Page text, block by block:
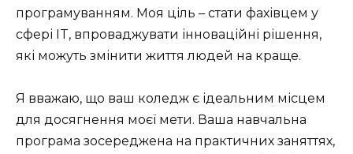
програмуванням. Моя ціль – стати фахівцем у
сфері IT, впроваджувати інноваційні рішення,
які можуть змінити життя людей на краще.
Я вважаю, що ваш коледж є ідеальним місцем
для досягнення моєї мети. Ваша навчальна
програма зосереджена на практичних заняттях,